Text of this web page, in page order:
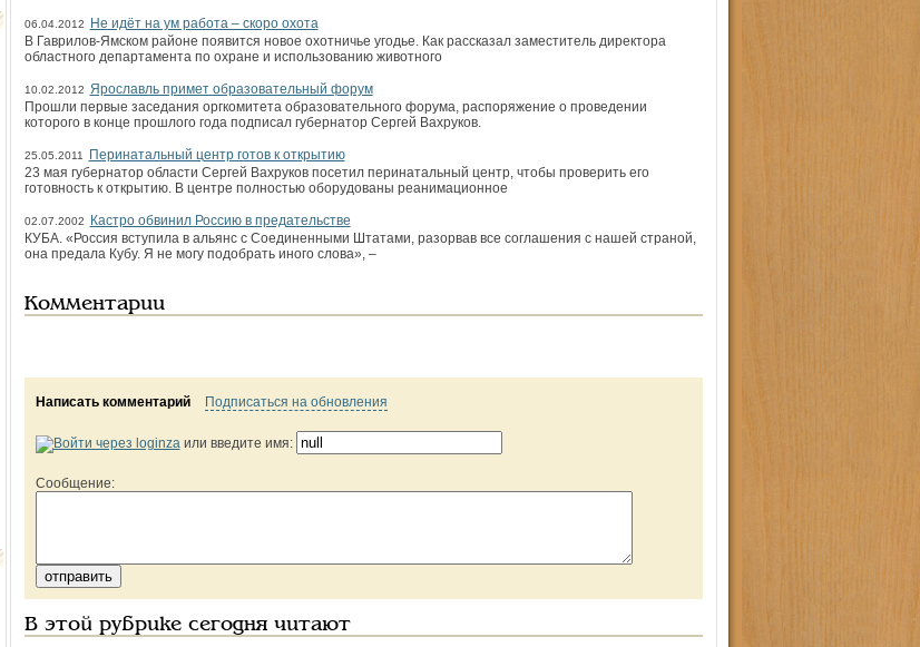
06.04.2012
Не идёт на ум работа – скоро охота
В Гаврилов-Ямском районе появится новое охотничье угодье. Как рассказал заместитель директора
областного департамента по охране и использованию животного
10.02.2012 Ярославль примет образовательный форум
Прошли первые заседания оргкомитета образовательного форума, распоряжение о проведении
которого в конце прошлого года подписал губернатор Сергей Вахруков.
25.05.2011
Перинатальный центр готов к открытию
23 мая губернатор области Сергей Вахруков посетил перинатальный центр, чтобы проверить его
готовность к открытию. В центре полностью оборудованы реанимационное
02.07.2002
Кастро обвинил Россию в предательстве
КУБА. «Россия вступила в альянс с Соединенными Штатами, разорвав все соглашения с нашей страной,
она предала Кубу. Я не могу подобрать иного слова», –
Комментарии
Написать комментарий Подписаться на обновления
или введите имя:
Сообщение:
В этой рубрике сегодня читают